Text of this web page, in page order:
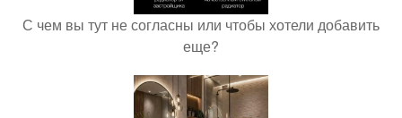
С чем вы тут не согласны или чтобы хотели добавить
еще?